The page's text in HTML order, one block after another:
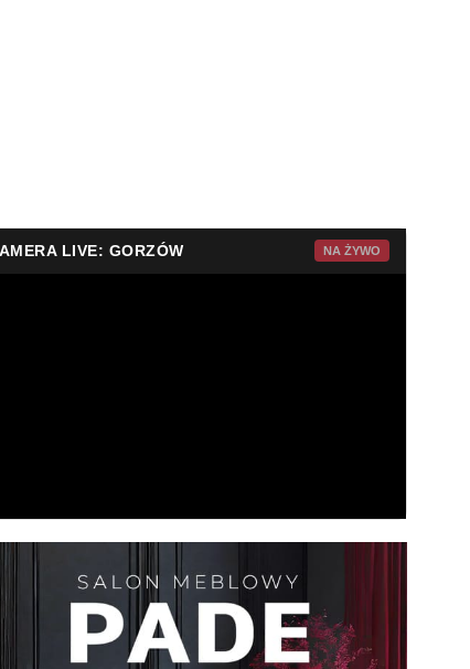
LIVE: GORZÓW NA ŻYWO